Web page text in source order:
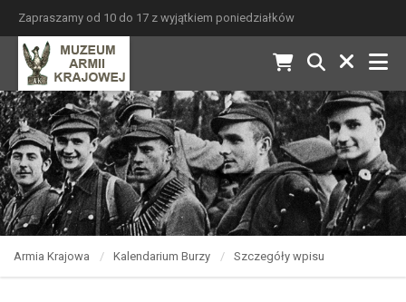
Zapraszamy od 10 do 17 z wyjątkiem poniedziałków
Armia Krajowa Kalendarium Burzy Szczegóły wpisu